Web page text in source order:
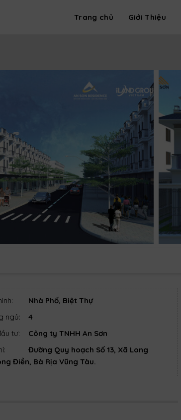
Trang chủ Giới Thiệu
Nhà Phố, Biệt Thự
ngủ:
4
tư:
Công ty TNHH An Sơn
Đường Quy hoạch Số 13, Xã Long
Điền, Bà Rịa Vũng Tàu.